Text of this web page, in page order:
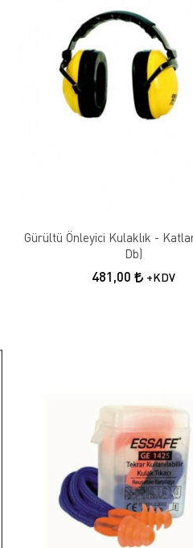
Gürültü Önleyici Kulaklık -
Db)
481,00 +KDV